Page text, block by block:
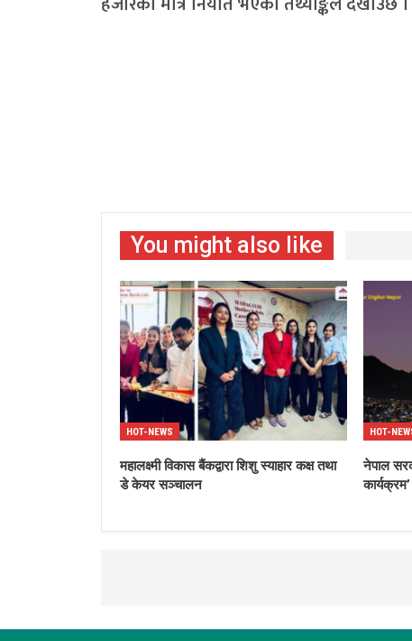
You might also like
HOT-NEWS
महालक्ष्मी विकास बैंकद्वारा शिशु स्याहार कक्ष तथा
डे केयर सञ्चालन
HOT-
नेपाल